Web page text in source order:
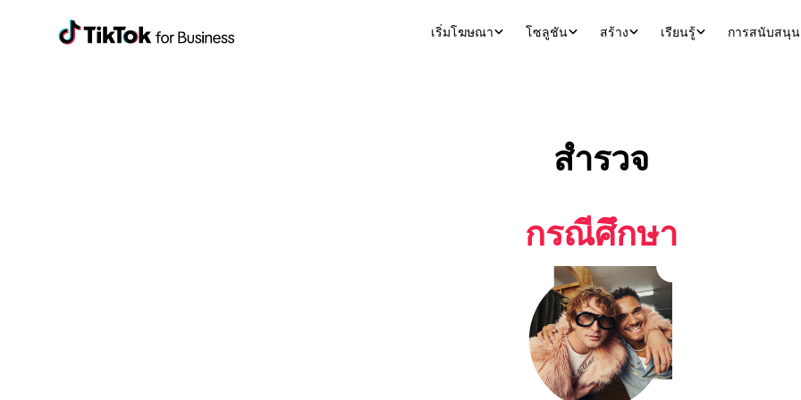
เริ่มโฆษณา โซลูชัน สร้าง เรียนรู้ การสนับสนุน
สำรวจ
กรณีศึกษา